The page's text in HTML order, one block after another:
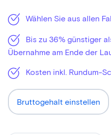
Wählen Sie aus allen
Bis zu 36% günstiger
Übernahme am Ende der
Kosten inkl. Rundum-
Bruttogehalt einstellen